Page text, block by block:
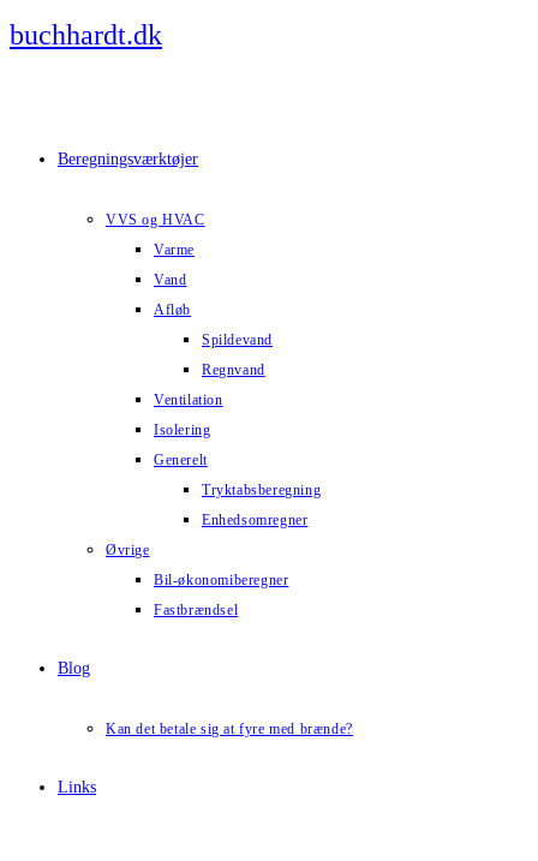
Skip
to
buchhardt.dk
Beregningsværktøjer
VVS og HVAC
Varme
Vand
Afløb
Spildevand
Regnvand
Ventilation
Isolering
Generelt
Tryktabsberegning
Enhedsomregner
Øvrige
Bil-økonomiberegner
Fastbrændsel
Blog
Kan det betale sig at fyre med brænde?
Links